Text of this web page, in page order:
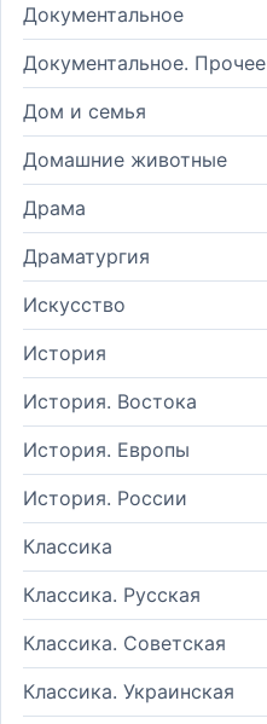
Документальное
Документальное. Прочее
Дом и семья
Домашние животные
Драма
Драматургия
Искусство
История
История. Востока
История. Европы
История. России
Классика
Классика. Русская
Классика. Советская
Классика. Украинская